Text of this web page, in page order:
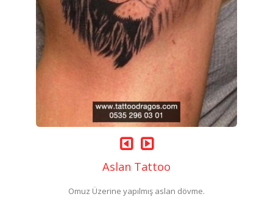
Aslan Tattoo
Omuz Üzerine yapılmış aslan dövme.